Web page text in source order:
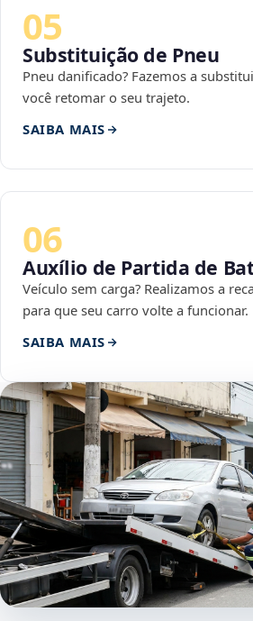
05
Substituição de Pneu
Pneu danificado? Fazemos a
você retomar o seu trajeto.
SAIBA MAIS
06
Auxílio de Partida de
Veículo sem carga? Realizamos a
para que seu carro volte a funcionar.
SAIBA MAIS